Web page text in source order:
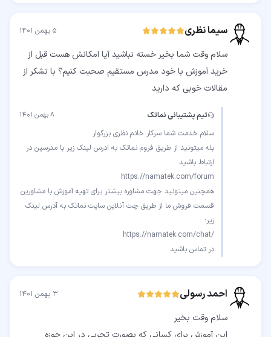
سیما نظری ۵ بهمن ۱۴۰۱
سلام وقت شما بخیر خسته نباشید آیا امکانش هست قبل از
خرید آموزش با خود مدرس مستقیم صحبت کنیم؟ با تشکر از
مقالات خوبی که دارید
تیم پشتیبانی نماتک ۸ بهمن ۱۴۰۱
بله میتونید از طریق فروم نماتک به ادرس لینک زیر با مدرسین در
همچنین میتونید جهت مشاوره بیشتر برای تهیه آموزش با مشاورین
قسمت فروش ما از طریق چت آنلاین سایت نماتک به آدرس لینک
در تماس باشید.
احمد رسولی ۳ بهمن ۱۴۰۱